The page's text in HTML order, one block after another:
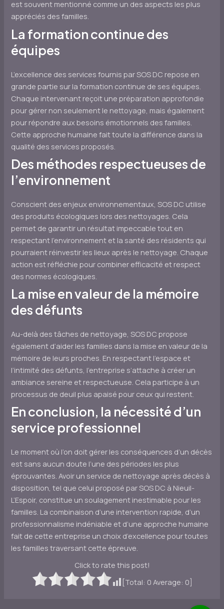
est souvent mentionné comme un des aspects les plus
appréciés des familles.
La formation continue des
équipes
L’excellence des services fournis par SOS DC repose en
grande partie sur la formation continue de ses équipes.
Chaque intervenant reçoit une préparation approfondie
pour gérer non seulement le nettoyage, mais également
pour répondre aux besoins émotionnels des familles.
Cette approche humaine fait toute la différence dans la
qualité des services proposés.
Des méthodes respectueuses de
l’environnement
Conscient des enjeux environnementaux, SOS DC utilise
des produits écologiques lors des nettoyages. Cela
permet de garantir un résultat impeccable tout en
respectant l’environnement et la santé des résidents qui
pourraient réinvestir les lieux après le nettoyage. Chaque
action est réfléchie pour combiner efficacité et respect
des normes écologiques.
La mise en valeur de la mémoire
des défunts
Au-delà des tâches de nettoyage, SOS DC propose
également d’aider les familles dans la mise en valeur de la
mémoire de leurs proches. En respectant l’espace et
l’intimité des défunts, l’entreprise s’attache à créer un
ambiance sereine et respectueuse. Cela participe à un
processus de deuil plus apaisé pour ceux qui restent.
En conclusion, la nécessité d’un
service professionnel
Le moment où l’on doit gérer les conséquences d’un décès
est sans aucun doute l’une des périodes les plus
éprouvantes. Avoir un service de nettoyage après décès à
disposition, tel que celui proposé par SOS DC à Nieuil-
L’Espoir, constitue un soulagement inestimable pour les
familles. La combinaison d’une intervention rapide, d’un
professionnalisme indéniable et d’une approche humaine
fait de cette entreprise un choix d’excellence pour toutes
les familles traversant cette épreuve.
Click to rate this post!
[Total: 0 Average: 0]